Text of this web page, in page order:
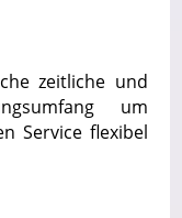
zeitliche und
um
Service flexibel